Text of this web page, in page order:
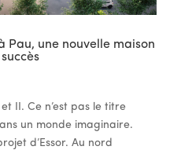
Pau, une nouvelle maison
II. Ce n’est pas le titre
un monde imaginaire.
d’Essor. Au nord